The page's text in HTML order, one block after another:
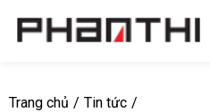
Trang chủ / Tin tức /